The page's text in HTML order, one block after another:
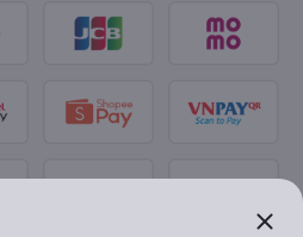
close